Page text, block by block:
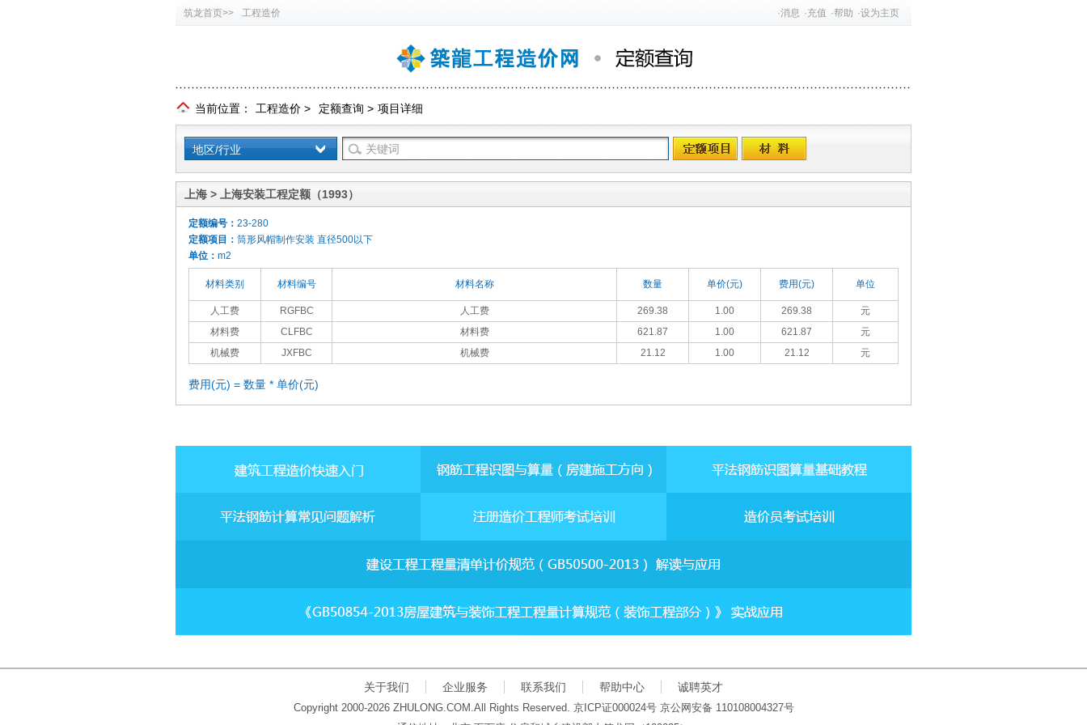
筑龙首页>> 工程造价 ·消息 ·充值 ·帮助 ·设为主页
当前位置： 工程造价 > 定额查询 > 项目详细
地区/行业
上海 > 上海安装工程定额（1993）
定额编号： 23-280
定额项目： 筒形风帽制作安装 直径500以下
单位： m2
材料类别 材料编号 材料名称 数量 单价(元) 费用(元) 单位
人工费 RGFBC 人工费 269.38 1.00 269.38
元
材料费
CLFBC 材料费 621.87 1.00 621.87
元
机械费
JXFBC 机械费 21.12 1.00 21.12 元
费用(元) = 数量 * 单价(元)
关于我们 企业服务 联系我们 帮助中心 诚聘英才
Copyright 2000-2026 ZHULONG.COM.All Rights Reserved. 京ICP证000024号 京公网安备 110108004327号